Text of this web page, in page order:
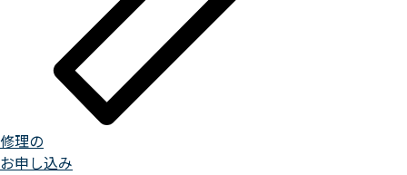
修理の
お申し込み